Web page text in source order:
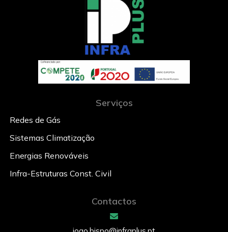
Serviços
Redes de Gás
Sistemas Climatização
Energias Renováveis
Infra-Estruturas Const. Civil
Contactos